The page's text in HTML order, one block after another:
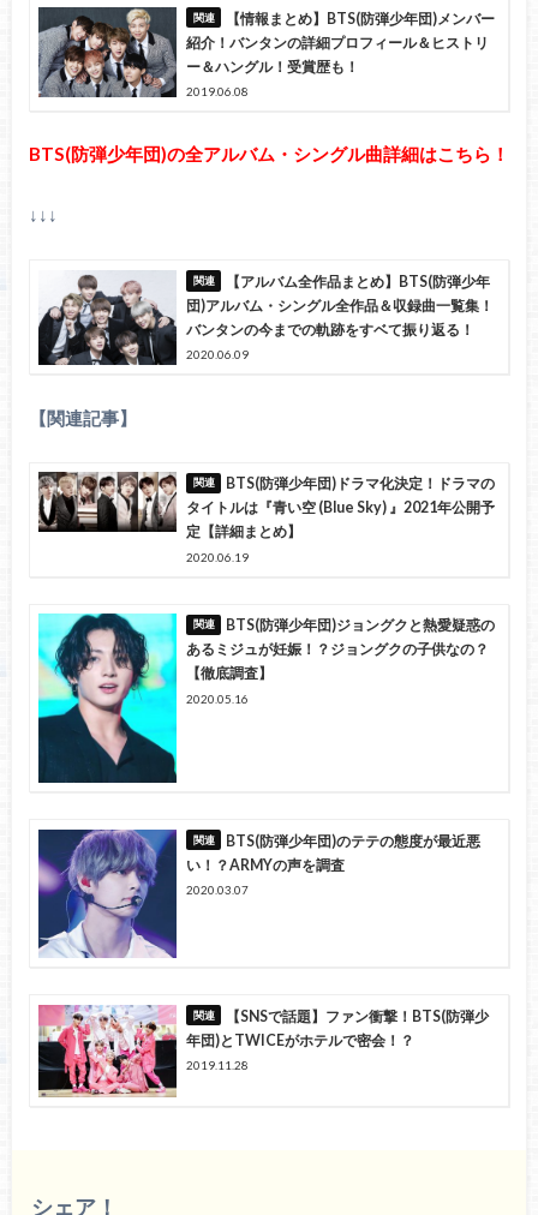
【情報まとめ】BTS(防弾少年団)メンバー
紹介！バンタンの詳細プロフィール＆ヒストリ
ー＆ハングル！受賞歴も！
2019.06.08
BTS(防弾少年団)の全アルバム・シングル曲詳細はこちら！
↓↓↓
【アルバム全作品まとめ】BTS(防弾少年
団)アルバム・シングル全作品＆収録曲一覧集！
バンタンの今までの軌跡をすベて振り返る！
2020.06.09
【関連記事】
BTS(防弾少年団)ドラマ化決定！ドラマの
タイトルは『青い空 (Blue Sky) 』2021年公開予
定【詳細まとめ】
2020.06.19
BTS(防弾少年団)ジョングクと熱愛疑惑の
あるミジュが妊娠！？ジョングクの子供なの？
【徹底調査】
2020.05.16
BTS(防弾少年団)のテテの態度が最近悪
い！？ARMYの声を調査
2020.03.07
【SNSで話題】ファン衝撃！BTS(防弾少
年団)とTWICEがホテルで密会！？
2019.11.28
シェア！